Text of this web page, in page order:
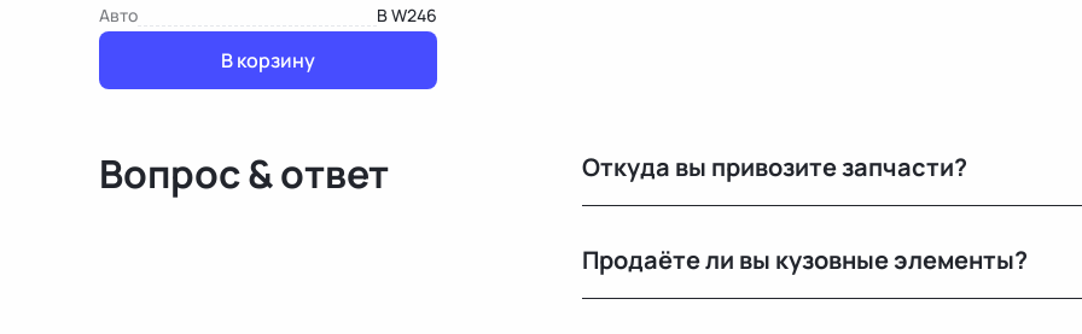
Авто
B W246
В корзину
Вопрос & ответ Откуда вы привозите запчасти?
странах. Все детали проходят визуальный осмотр и
Продаёте ли вы кузовные элементы?